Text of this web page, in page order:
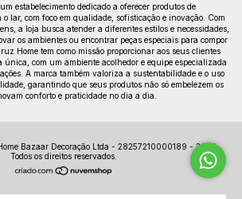
estabelecimento dedicado a oferecer produtos de
lar, com foco em qualidade, sofisticação e inovação. Com
a loja busca atender a diferentes estilos e necessidades,
os ambientes ou encontrar peças especiais para compor
Home tem como missão proporcionar aos seus clientes
única, com um ambiente acolhedor e equipe especializada
A marca também valoriza a sustentabilidade e o uso
garantindo que seus produtos não só embelezem os
conforto e praticidade no dia a dia.
Bazaar Decoração Ltda - 28257210000189 - 2026.
Todos os direitos reservados.